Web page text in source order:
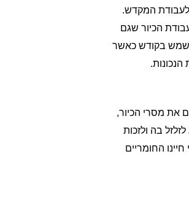
לעבודת המקדש.
הכיור שגם
לשמש בקודש כאשר
את מסרי הכיור,
בה ולזכות
החומריים